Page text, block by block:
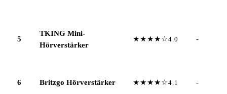
5
TKING Mini-
Hörverstärker
★★★★☆4.0 -
6 Britzgo Hörverstärker ★★★★☆4.1 -